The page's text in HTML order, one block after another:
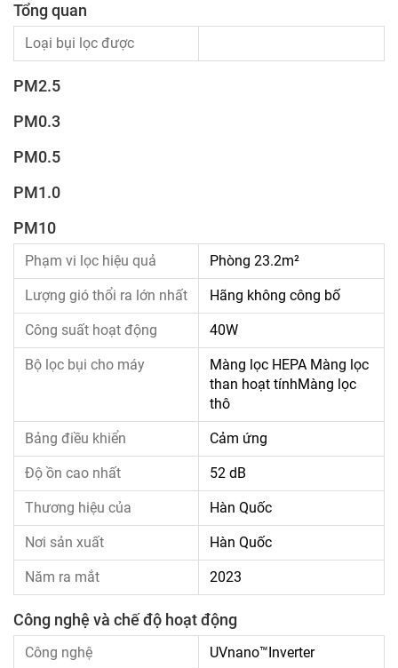
Tổng quan
Loại bụi lọc được
PM2.5
PM0.3
PM0.5
PM1.0
PM10
Phạm vi lọc hiệu quả Phòng 23.2m²
Lượng gió thổi ra lớn nhất Hãng không công bố
Công suất hoạt động 40W
Bộ lọc bụi cho máy
Màng lọc HEPA Màng lọc
than hoạt tínhMàng lọc
thô
Bảng điều khiển Cảm ứng
Độ ồn cao nhất 52 dB
Thương hiệu của Hàn Quốc
Nơi sản xuất Hàn Quốc
Năm ra mắt 2023
Công nghệ và chế độ hoạt động
Công nghệ UVnano™Inverter